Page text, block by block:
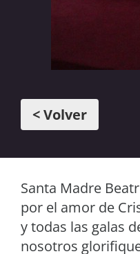
< Volver
Santa Madre
por el amor de
y todas las galas
nosotros